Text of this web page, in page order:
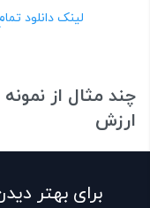
لینک دانلود
چند مثال از
ارزش
برای بهتر